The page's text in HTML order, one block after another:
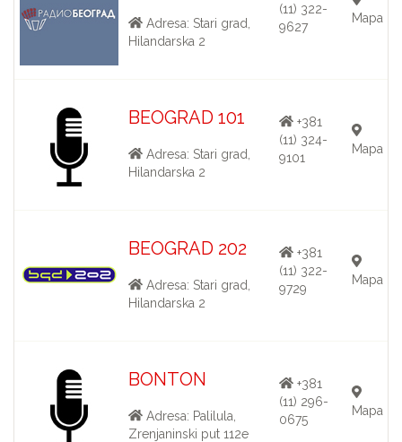
Adresa: Stari grad,
Hilandarska 2
(11) 322-
9627
Mapa
BEOGRAD 101
Adresa: Stari grad,
Hilandarska 2
+381
(11) 324-
9101
Mapa
BEOGRAD 202
Adresa: Stari grad,
Hilandarska 2
+381
(11) 322-
9729
Mapa
BONTON
Adresa: Palilula,
Zrenjaninski put 112e
+381
(11) 296-
0675
Mapa